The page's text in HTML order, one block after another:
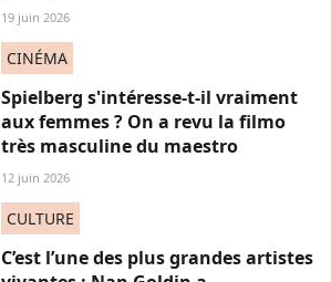
19 juin 2026
CINÉMA
Spielberg s'intéresse-t-il vraiment
aux femmes ? On a revu la filmo
très masculine du maestro
12 juin 2026
CULTURE
C’est l’une des plus grandes artistes